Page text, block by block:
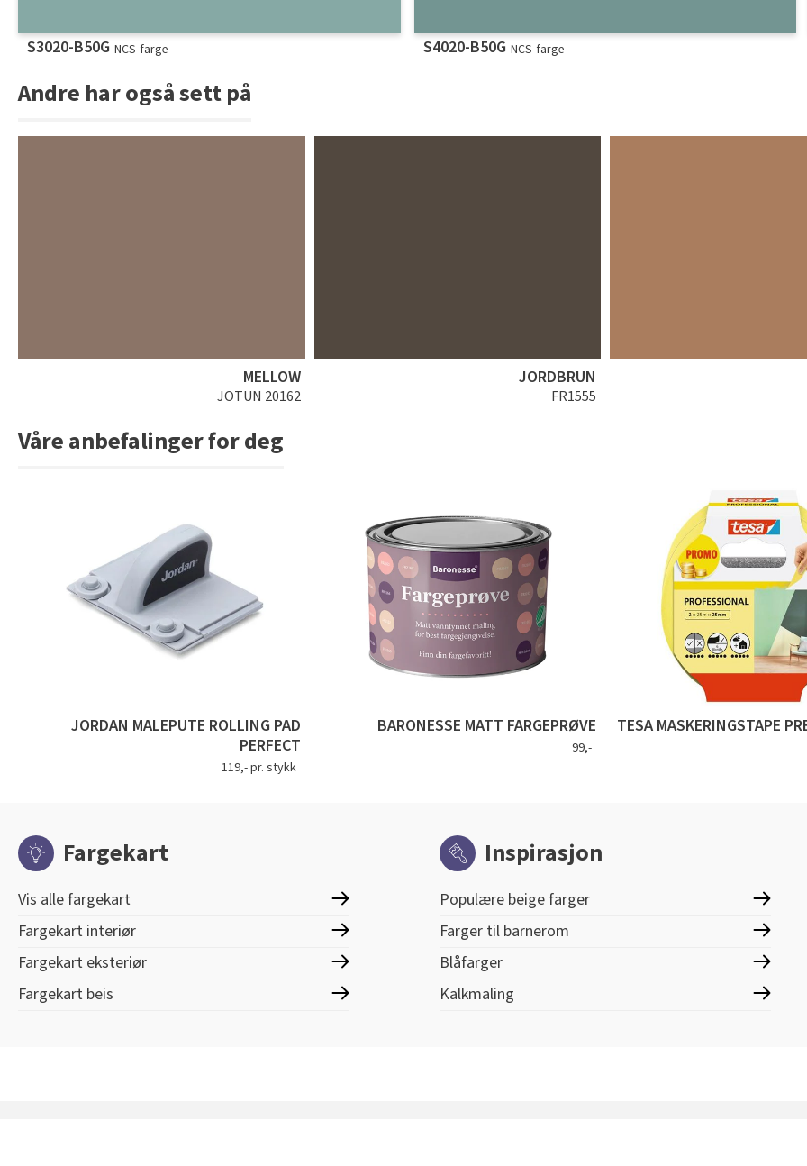
S3020-B50G NCS-farge S4020-B50G NCS-farge
Andre har også sett på
MELLOW
JOTUN 20162
JORDBRUN
FR1555
Våre anbefalinger for deg
JORDAN MALEPUTE ROLLING PAD
PERFECT
119,- pr. stykk
BARONESSE MATT FARGEPRØVE
99,-
TESA MASKERINGSTAPE
Fargekart
Vis alle fargekart
Fargekart interiør
Fargekart eksteriør
Fargekart beis
Inspirasjon
Populære beige farger
Farger til barnerom
Blåfarger
Kalkmaling